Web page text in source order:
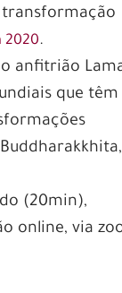
transformação
2020.
anfitrião
que têm
(20min),
online, via